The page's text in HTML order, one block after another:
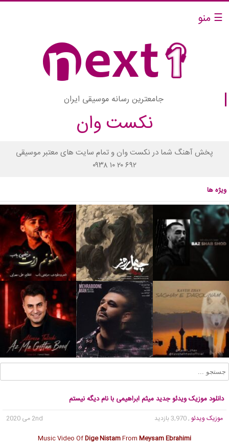
☰ منو
جامعترین رسانه موسیقی ایران
نکست وان
پخش آهنگ شما در نکست وان و تمام سایت های معتبر موسیقی
۰۹۳۸ ۱۰ ۲۰ ۶۹۲
ویژه ها
دانلود موزیک ویدئو جدید میثم ابراهیمی با نام دیگه نیستم
موزیک ویدئو , 3,970 بازدید
2nd می 2020
Music Video OfDige NistamFrom Meysam Ebrahimi